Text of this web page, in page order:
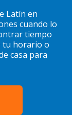
Latín en
cuando lo
tiempo
tu horario o
casa para